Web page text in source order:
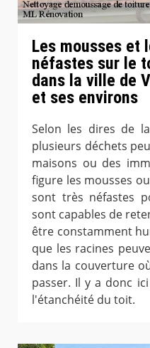
Les mousses et
néfastes sur le
dans la ville de
et ses environs
Selon les dires de
plusieurs déchets
maisons ou des
figure les mousses
sont très néfastes
sont capables de
être constamment
que les racines
dans la couverture
passer. Il y a donc
l'étanchéité du toit.